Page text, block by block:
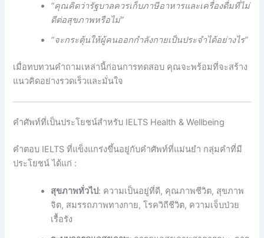
“คุณคิดว่ารัฐบาลควรเก็บภาษีอาหารและเครื่องดื่มที่ไม่
ดีต่อสุขภาพหรือไม่”
“จะกระตุ้นให้ผู้คนออกกําลังกายเป็นประจําได้อย่างไร”
เมื่อทบทวนคําถามเหล่านี้ก่อนการทดสอบ คุณจะพร้อมที่จะสร้าง
แนวคิดอย่างรวดเร็วและมั่นใจ
คําศัพท์ที่เป็นประโยชน์สําหรับ IELTS Health & Wellbeing
คําตอบ IELTS ที่แข็งแกร่งขึ้นอยู่กับคําศัพท์ที่แม่นยํา กลุ่มคําที่มี
ประโยชน์ ได้แก่ :
สุขภาพทั่วไป: ความเป็นอยู่ที่ดี, คุณภาพชีวิต, สุขภาพ
จิต, สมรรถภาพทางกาย, โรควิถีชีวิต, ความเจ็บป่วย
เรื้อรัง